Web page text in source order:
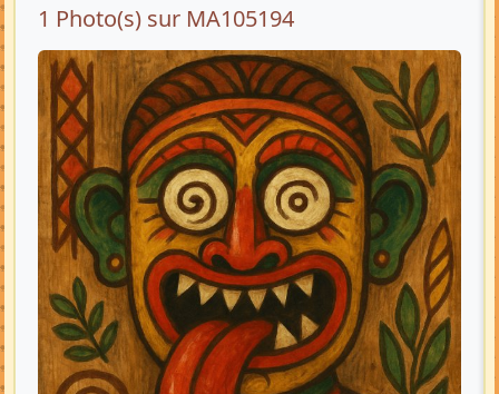
1 Photo(s) sur MA105194